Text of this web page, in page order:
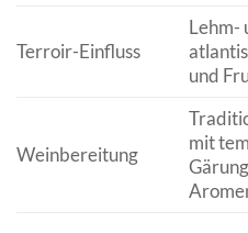
Terroir-Einfluss
Lehm-
und
Weinbereitung
mit